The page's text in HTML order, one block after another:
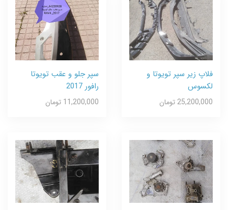
فلاپ زیر سپر تویوتا و
لکسوس
25,200,000 تومان
سپر جلو و عقب تویوتا
رافور 2017
11,200,000 تومان